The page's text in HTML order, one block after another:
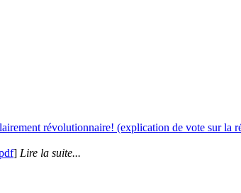
révolutionnaire! (explication de vote sur la
] Lire la suite...